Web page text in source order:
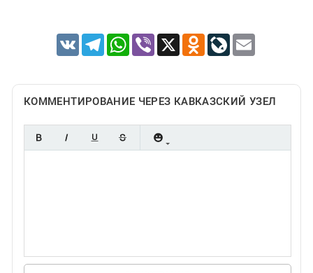
VK TelegramWhatsApp
Viber X Odnoklassniki
LiveJournal
Email
КОММЕНТИРОВАНИЕ ЧЕРЕЗ КАВКАЗСКИЙ УЗЕЛ